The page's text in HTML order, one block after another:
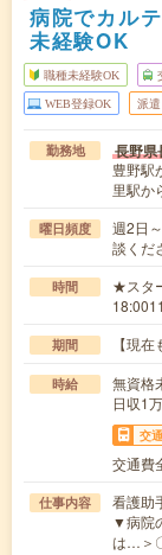
病院でカル
未経験OK
職種未経験OK
WEB登録OK 派遣
勤務地 長野県
豊野駅
里駅か
曜日頻度
週2日
談くだ
時間
★スタ
期間 【現
時給
無資
日収1
交
交通費
仕事内容
看護助
▼病院
は…＞